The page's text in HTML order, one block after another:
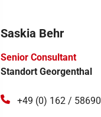
Saskia Behr
Senior Consultant
Standort Georgenthal
+49 (0) 162 /